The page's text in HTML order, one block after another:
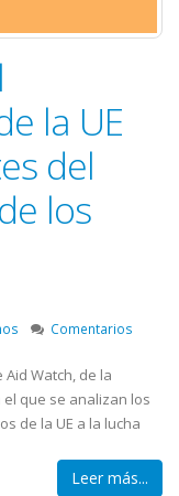
la UE
del
los
Comentarios
Watch, de la
el que se analizan los
de la UE a la lucha
Leer más...